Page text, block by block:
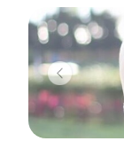
Previous